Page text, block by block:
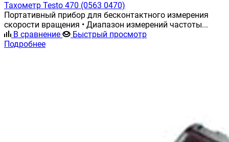
Тахометр Testo 470 (0563 0470)
Портативный прибор для бесконтактного измерения
скорости вращения • Диапазон измерений частоты...
В сравнение
Быстрый просмотр
Подробнее